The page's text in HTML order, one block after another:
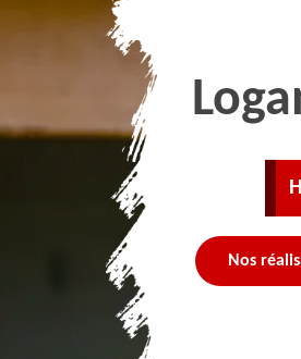
Nos